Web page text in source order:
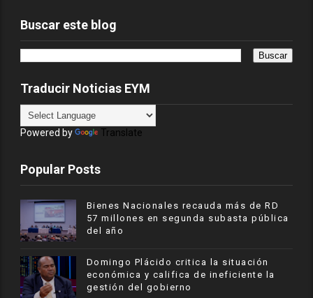
Buscar este blog
Traducir Noticias EYM
Powered by Translate
Popular Posts
Bienes Nacionales recauda más de RD
57 millones en segunda subasta pública
del año
​Domingo Plácido critica la situación
económica y califica de ineficiente la
gestión del gobierno